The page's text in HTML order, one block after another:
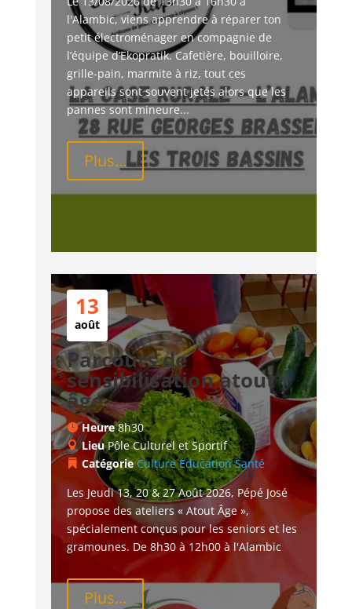
l'Alambic, viens apprendre à réparer ton
petit électroménager en compagnie de
l’équipe d’Ekopratik. Cafetière, bouilloire,
grille-pain, marmite à riz, tout ces
appareils sont souvent jetés alors que les
pannes sont mineure...
Plus...
13
août
Parcours de
sensibilisation atout
âge
Heure8h30
LieuPôle Culturel et Sportif
CatégorieCulture Education Santé
Les Jeudi 13, 20 & 27 Août 2026, Pépé José
propose des ateliers « Atout Âge »,
spécialement conçus pour les seniors et les
gramounes. De 8h30 à 12h00 à l'Alambic
Plus...